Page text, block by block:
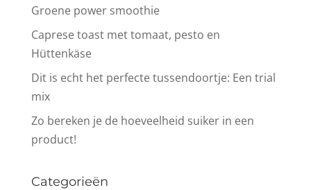
Groene power smoothie
Caprese toast met tomaat, pesto en
Hüttenkäse
Dit is echt het perfecte tussendoortje: Een trial
mix
Zo bereken je de hoeveelheid suiker in een
product!
Categorieën